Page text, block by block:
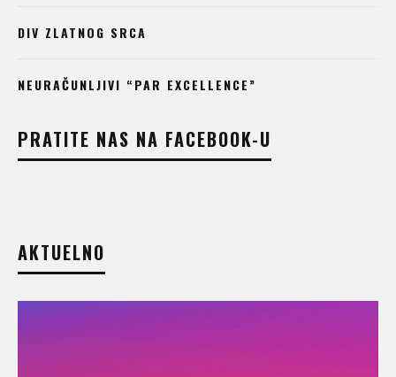
DIV ZLATNOG SRCA
NEURAČUNLJIVI “PAR EXCELLENCE”
PRATITE NAS NA FACEBOOK-U
AKTUELNO